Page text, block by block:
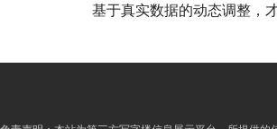
基于真实数据的动态调整，